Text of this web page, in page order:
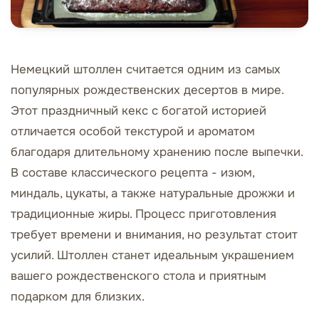
Немецкий штоллен считается одним из самых
популярных рождественских десертов в мире.
Этот праздничный кекс с богатой историей
отличается особой текстурой и ароматом
благодаря длительному хранению после выпечки.
В составе классического рецепта - изюм,
миндаль, цукаты, а также натуральные дрожжи и
традиционные жиры. Процесс приготовления
требует времени и внимания, но результат стоит
усилий. Штоллен станет идеальным украшением
вашего рождественского стола и приятным
подарком для близких.